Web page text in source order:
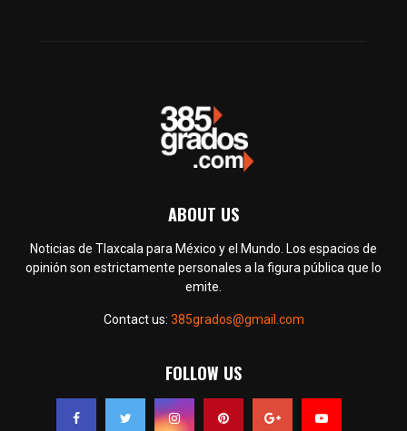
ABOUT US
Noticias de Tlaxcala para México y el Mundo. Los espacios de
opinión son estrictamente personales a la figura pública que lo
emite.
Contact us: 385grados@gmail.com
FOLLOW US